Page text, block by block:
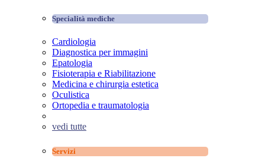
Specialità mediche
Cardiologia
Diagnostica per immagini
Epatologia
Fisioterapia e Riabilitazione
Medicina e chirurgia estetica
Oculistica
Ortopedia e traumatologia
vedi tutte
Servizi